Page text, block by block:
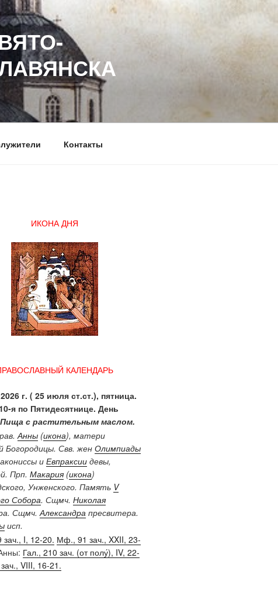
Контакты
ИКОНА ДНЯ
КАЛЕНДАРЬ
г. ( 25 июля ст.ст.), пятница.
я по Пятидесятнице. День
Пища с растительным маслом.
Анны(икона), матери
Богородицы. Свв. жен Олимпиады
и Евпраксиидевы,
Прп. Макария(икона)
Унженского. Память V
Собора. Сщмч. Николая
Сщмч.Александрапресвитера.
исп.
зач., I, 12-20. Мф., 91 зач., XXII, 23-
Гал., 210 зач. (от полу́), IV, 22-
VIII, 16-21.